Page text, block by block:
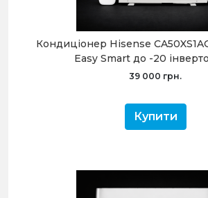
Кондиціонер Hisense
Easy Smart до -20
39 000 грн.
Купити